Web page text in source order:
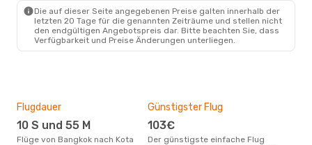
Die auf dieser Seite angegebenen Preise galten innerhalb der
letzten 20 Tage für die genannten Zeiträume und stellen nicht
den endgültigen Angebotspreis dar. Bitte beachten Sie, dass
Verfügbarkeit und Preise Änderungen unterliegen.
Flugdauer
10 S und 55 M
Flüge von Bangkok nach Kota
Günstigster Flug
103€
Der günstigste einfache Flug